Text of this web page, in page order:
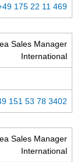
175 22 11 469
Sales Manager
International
151 53 78 3402
Sales Manager
International